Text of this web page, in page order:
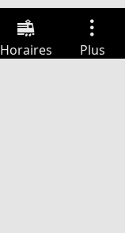
Horaires Plus